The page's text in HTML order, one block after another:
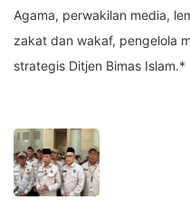
Agama, perwakilan media,
zakat dan wakaf, pengelola
strategis Ditjen Bimas Islam.*